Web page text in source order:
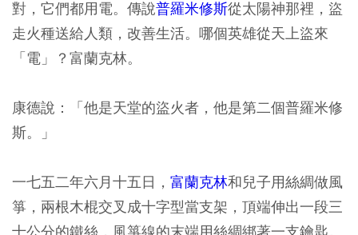
對，它們都用電。傳說普羅米修斯從太陽神那裡，盜
走火種送給人類，改善生活。哪個英雄從天上盜來
「電」？富蘭克林。
康德說：「他是天堂的盜火者，他是第二個普羅米修
斯。」
一七五二年六月十五日， 富蘭克林和兒子用絲綢做風
箏，兩根木棍交叉成十字型當支架，頂端伸出一段三